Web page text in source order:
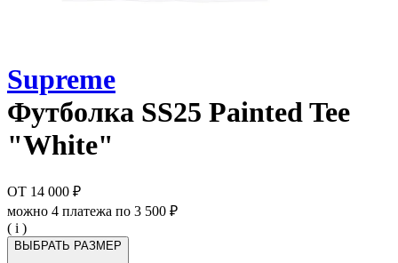
Supreme
Футболка SS25 Painted Tee
"White"
ОТ 14 000 ₽
можно 4 платежа по 3 500 ₽
( i )
ВЫБРАТЬ РАЗМЕР